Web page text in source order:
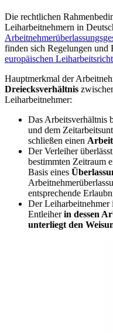
Die rechtlichen
Leiharbeitnehmern in
finden sich Regelungen und
europäischen
Hauptmerkmal der
Dreiecksverhältnis
Leiharbeitnehmer:
Das Arbeitsverhältnis
und dem
schließen einen
Der Verleiher
bestimmten Zeitraum
Basis eines
entsprechende
Der Leiharbeitnehmer
Entleiherin dessen
unterliegt den